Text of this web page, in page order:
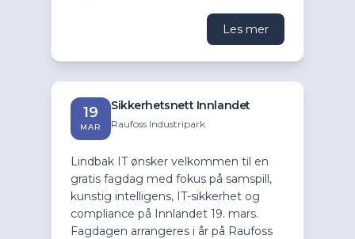
Les mer
19
MAR
Sikkerhetsnett Innlandet
Raufoss Industripark
Lindbak IT ønsker velkommen til en
gratis fagdag med fokus på samspill,
kunstig intelligens, IT-sikkerhet og
compliance på Innlandet 19. mars.
Fagdagen arrangeres i år på Raufoss